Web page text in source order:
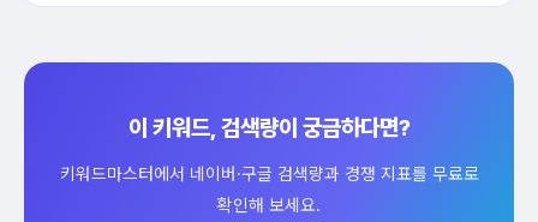
이 키워드, 검색량이 궁금하다면?
키워드마스터에서 네이버·구글 검색량과 경쟁 지표를 무료로
확인해 보세요.